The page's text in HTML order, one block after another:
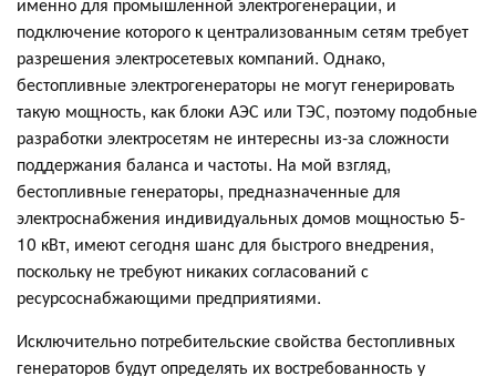
подключение которого к централизованным сетям требует
разрешения электросетевых компаний. Однако,
бестопливные электрогенераторы не могут генерировать
такую мощность, как блоки АЭС или ТЭС, поэтому подобные
разработки электросетям не интересны из-за сложности
поддержания баланса и частоты. На мой взгляд,
бестопливные генераторы, предназначенные для
электроснабжения индивидуальных домов мощностью 5-
10 кВт, имеют сегодня шанс для быстрого внедрения,
поскольку не требуют никаких согласований с
ресурсоснабжающими предприятиями.
Исключительно потребительские свойства бестопливных
генераторов будут определять их востребованность у